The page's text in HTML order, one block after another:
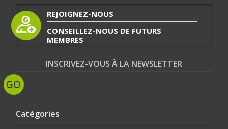
REJOIGNEZ-NOUS
CONSEILLEZ-NOUS DE FUTURS
MEMBRES
INSCRIVEZ-VOUS À LA NEWSLETTER
Catégories